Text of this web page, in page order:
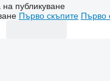
на публикуване
Първо скъпите Първо